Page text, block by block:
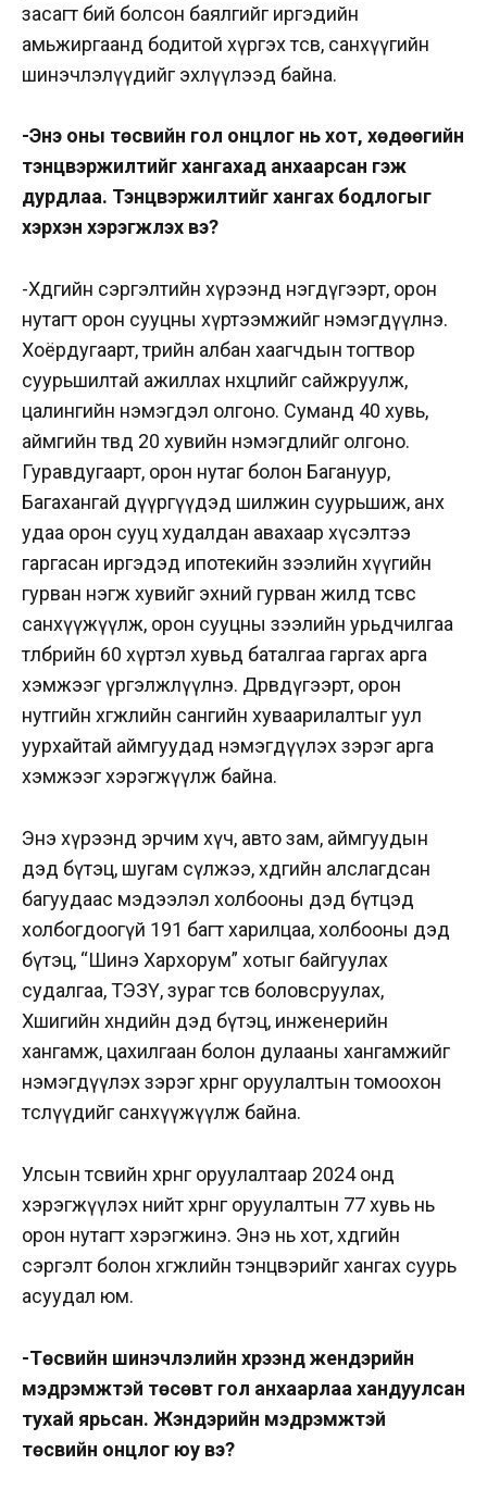
засагт бий болсон баялгийг иргэдийн
амьжиргаанд бодитой хүргэх төсөв, санхүүгийн
шинэчлэлүүдийг эхлүүлээд байна.
-Энэ оны төсвийн гол онцлог нь хот, хөдөөгийн
тэнцвэржилтийг хангахад анхаарсан гэж
дурдлаа. Тэнцвэржилтийг хангах бодлогыг
хэрхэн хэрэгжүүлэх вэ?
-Хөдөөгийн сэргэлтийн хүрээнд нэгдүгээрт, орон
нутагт орон сууцны хүртээмжийг нэмэгдүүлнэ.
Хоёрдугаарт, төрийн албан хаагчдын тогтвор
суурьшилтай ажиллах нөхцөлийг сайжруулж,
цалингийн нэмэгдэл олгоно. Суманд 40 хувь,
аймгийн төвд 20 хувийн нэмэгдлийг олгоно.
Гуравдугаарт, орон нутаг болон Багануур,
Багахангай дүүргүүдэд шилжин суурьшиж, анх
удаа орон сууц худалдан авахаар хүсэлтээ
гаргасан иргэдэд ипотекийн зээлийн хүүгийн
гурван нэгж хувийг эхний гурван жилд төсвөөс
санхүүжүүлж, орон сууцны зээлийн урьдчилгаа
төлбөрийн 60 хүртэл хувьд баталгаа гаргах арга
хэмжээг үргэлжлүүлнэ. Дөрөвдүгээрт, орон
нутгийн хөгжлийн сангийн хуваарилалтыг уул
уурхайтай аймгуудад нэмэгдүүлэх зэрэг арга
хэмжээг хэрэгжүүлж байна.
Энэ хүрээнд эрчим хүч, авто зам, аймгуудын
дэд бүтэц, шугам сүлжээ, хөдөөгийн алслагдсан
багуудаас мэдээлэл холбооны дэд бүтцэд
холбогдоогүй 191 багт харилцаа, холбооны дэд
бүтэц, “Шинэ Хархорум” хотыг байгуулах
судалгаа, ТЭЗҮ, зураг төсөв боловсруулах,
Хөшигийн хөндийн дэд бүтэц, инженерийн
хангамж, цахилгаан болон дулааны хангамжийг
нэмэгдүүлэх зэрэг хөрөнгө оруулалтын томоохон
төслүүдийг санхүүжүүлж байна.
Улсын төсвийн хөрөнгө оруулалтаар 2024 онд
хэрэгжүүлэх нийт хөрөнгө оруулалтын 77 хувь нь
орон нутагт хэрэгжинэ. Энэ нь хот, хөдөөгийн
сэргэлт болон хөгжлийн тэнцвэрийг хангах суурь
асуудал юм.
-Төсвийн шинэчлэлийн хүрээнд жендэрийн
мэдрэмжтэй төсөвт гол анхаарлаа хандуулсан
тухай ярьсан. Жэндэрийн мэдрэмжтэй
төсвийн онцлог юу вэ?